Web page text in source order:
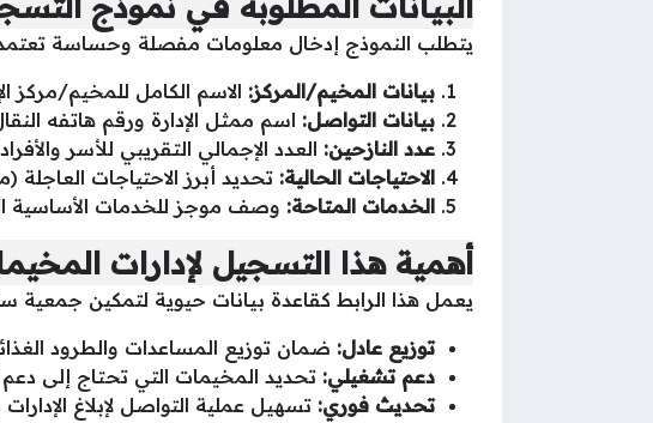
يتطلب النموذج إدخال معلومات مفصلة وحساسة تعتمد
بيانات المخيم/المركز: الاسم الكامل للمخيم/مركز
بيانات التواصل: اسم ممثل الإدارة ورقم هاتفه
عدد النازحين: العدد الإجمالي التقريبي للأسر
الاحتياجات الحالية: تحديد أبرز الاحتياجات
الخدمات المتاحة: وصف موجز للخدمات الأساسية
أهمية هذا التسجيل لإدارات
يعمل هذا الرابط كقاعدة بيانات حيوية لتمكين جمعية
توزيع عادل: ضمان توزيع المساعدات والطرود
دعم تشغيلي: تحديد المخيمات التي تحتاج إلى
تحديث فوري: تسهيل عملية التواصل لإبلاغ